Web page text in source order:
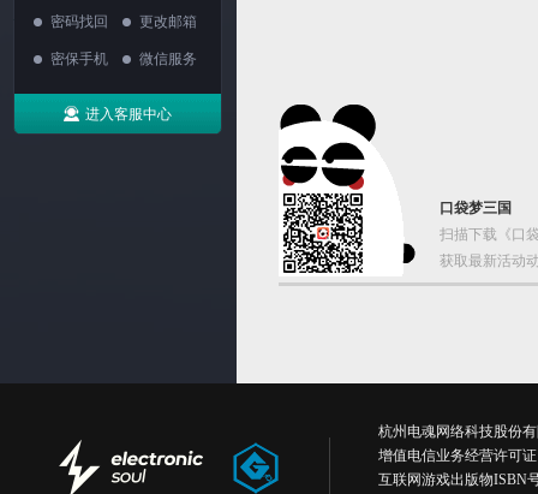
密码找回 更改邮箱
密保手机 微信服务
进入客服中心
口袋梦三国
扫描下载《口
获取最新活动
杭州电魂网络科技股份有
增值电信业务经营许可
互联网游戏出版物ISBN